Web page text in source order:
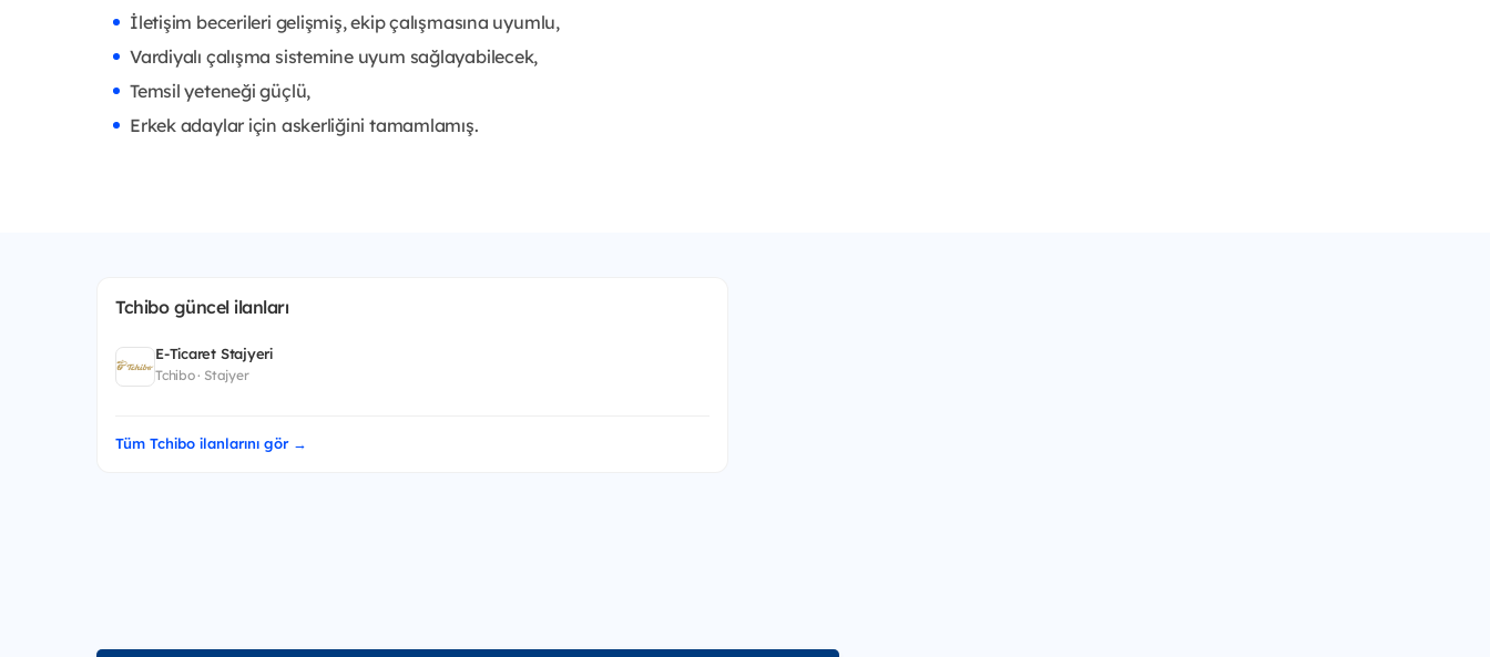
İletişim becerileri gelişmiş, ekip çalışmasına uyumlu,
Vardiyalı çalışma sistemine uyum sağlayabilecek,
Temsil yeteneği güçlü,
Erkek adaylar için askerliğini tamamlamış.
Tchibo güncel ilanları
E-Ticaret Stajyeri
Tchibo · Stajyer
Tüm Tchibo ilanlarını gör →